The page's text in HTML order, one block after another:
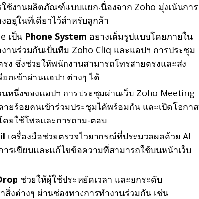
ช้งานผลิตภัณฑ์แบบแยกเนื่องจาก Zoho มุ่งเน้นการ
ยู่ในที่เดียวไว้สำหรับลูกค้า
เป็น Phone System อย่างเต็มรูปแบบโดยภายใน
านร่วมกันเป็นทีม Zoho Cliq และแอปฯ การประชุม
ง ซึ่งช่วยให้พนักงานสามารถโทรสายตรงและส่ง
ยกเข้าผ่านแอปฯ ต่างๆ ได้
นหนึ่งของแอปฯ การประชุมผ่านเว็บ Zoho Meeting
ยร้อยคนเข้าร่วมประชุมได้พร้อมกัน และเปิดโอกาส
ยใช้โพลและการถาม-ตอบ
เครื่องมือช่วยตรวจไวยากรณ์ที่ประมวลผลด้วย AI
รเขียนและแก้ไขข้อความที่สามารถใช้บนหน้าเว็บ
ช่วยให้ผู้ใช้ประหยัดเวลา และยกระดับ
งต่างๆ ผ่านช่องทางการทำงานร่วมกัน เช่น